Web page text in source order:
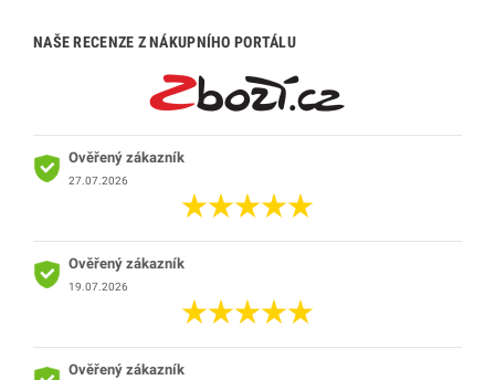
NAŠE RECENZE Z NÁKUPNÍHO PORTÁLU
Ověřený zákazník
27.07.2026
Ověřený zákazník
19.07.2026
Ověřený zákazník